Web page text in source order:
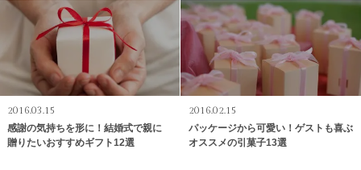
2016.03.15
感謝の気持ちを形に！結婚式で親に
贈りたいおすすめギフト12選
2016.02.15
パッケージから可愛い！ゲストも喜ぶ
オススメの引菓子13選